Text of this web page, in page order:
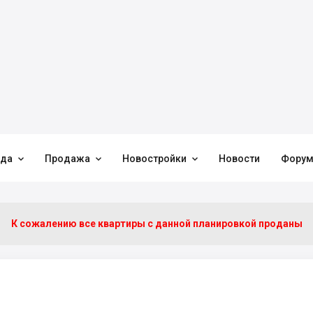
 Продажа  Новостройки  Новости Форум
К сожалению все квартиры c данной планировкой проданы